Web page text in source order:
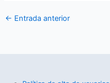
← Entrada anterior